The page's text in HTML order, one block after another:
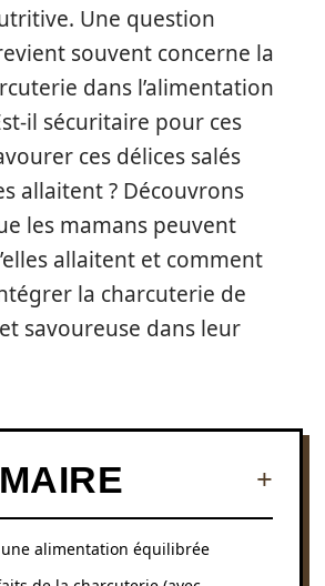
Une question
souvent concerne la
dans l’alimentation
il sécuritaire pour ces
ces délices salés
allaitent ? Découvrons
les mamans peuvent
allaitent et comment
la charcuterie de
savoureuse dans leur
alimentation équilibrée